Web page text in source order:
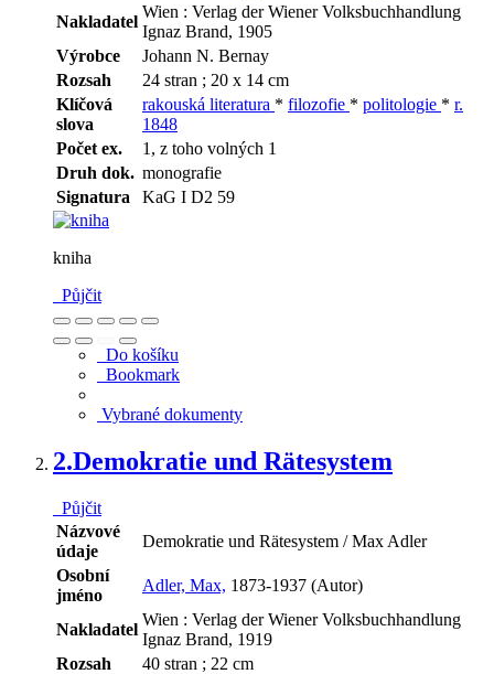
Nakladatel
Wien : Verlag der Wiener Volksbuchhandlung
Ignaz Brand, 1905
Výrobce
Johann N. Bernay
Rozsah
24 stran ; 20 x 14 cm
Klíčová
slova
rakouská literatura * filozofie * politologie * r.
1848
Počet ex.
1, z toho volných 1
Druh dok. monografie
Signatura
KaG I D2 59
kniha
Půjčit
Do košíku
Bookmark
Vybrané dokumenty
2.Demokratie und Rätesystem
Půjčit
Názvové
údaje
Demokratie und Rätesystem / Max Adler
Osobní
jméno
Adler, Max, 1873-1937 (Autor)
Nakladatel
Wien : Verlag der Wiener Volksbuchhandlung
Ignaz Brand, 1919
Rozsah
40 stran ; 22 cm